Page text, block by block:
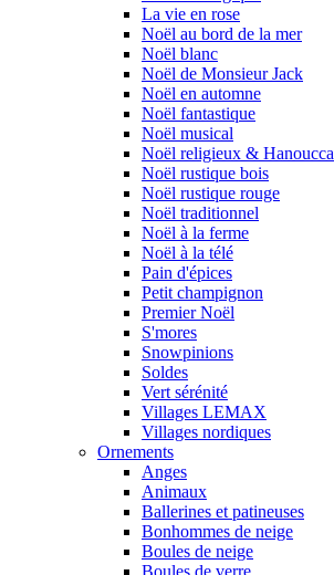
La vie en rose
Noël au bord de la mer
Noël blanc
Noël de Monsieur Jack
Noël en automne
Noël fantastique
Noël musical
Noël religieux & Hanoucca
Noël rustique bois
Noël rustique rouge
Noël traditionnel
Noël à la ferme
Noël à la télé
Pain d'épices
Petit champignon
Premier Noël
S'mores
Snowpinions
Soldes
Vert sérénité
Villages LEMAX
Villages nordiques
Ornements
Anges
Animaux
Ballerines et patineuses
Bonhommes de neige
Boules de neige
Boules de verre